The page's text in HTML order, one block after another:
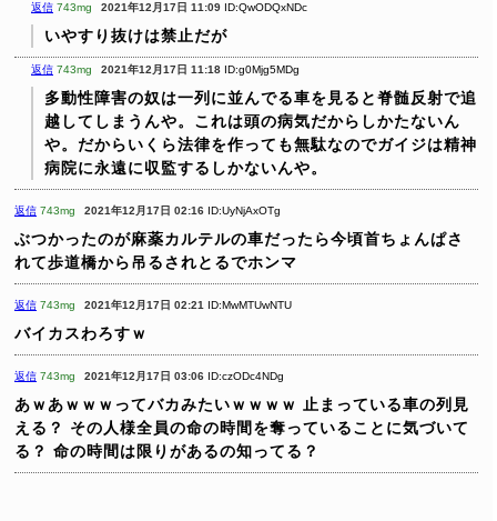
返信 743mg 2021年12月17日 11:09 ID:QwODQxNDc
いやすり抜けは禁止だが
返信 743mg 2021年12月17日 11:18 ID:g0Mjg5MDg
多動性障害の奴は一列に並んでる車を見ると脊髄反射で追
越してしまうんや。これは頭の病気だからしかたないん
や。だからいくら法律を作っても無駄なのでガイジは精神
病院に永遠に収監するしかないんや。
返信 743mg 2021年12月17日 02:16 ID:UyNjAxOTg
ぶつかったのが麻薬カルテルの車だったら今頃首ちょんぱさ
れて歩道橋から吊るされとるでホンマ
返信 743mg 2021年12月17日 02:21 ID:MwMTUwNTU
バイカスわろすｗ
返信 743mg 2021年12月17日 03:06 ID:czODc4NDg
あｗあｗｗｗってバカみたいｗｗｗｗ 止まっている車の列見
える？
その人様全員の命の時間を奪っていることに気づいて
る？ 命の時間は限りがあるの知ってる？